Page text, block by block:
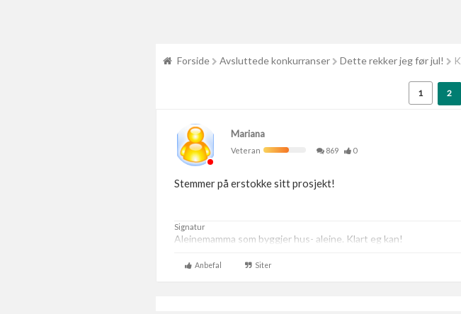
Forside Avsluttede konkurranser Dette rekker jeg før jul!
1 2
Mariana
Veteran
869 0
Stemmer på erstokke sitt prosjekt!
Signatur
Aleinemamma som byggjer hus- aleine. Klart eg kan!
Anbefal Siter